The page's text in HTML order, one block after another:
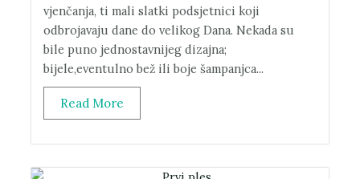
vjenčanja, ti mali slatki podsjetnici koji
odbrojavaju dane do velikog Dana. Nekada su
bile puno jednostavnijeg dizajna;
bijele,eventulno bež ili boje šampanjca...
Read More